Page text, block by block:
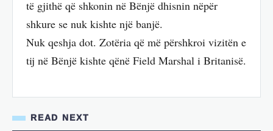
të gjithë që shkonin në Bënjë dhisnin nëpër
shkure se nuk kishte një banjë.
Nuk qeshja dot. Zotëria që më përshkroi vizitën e
tij në Bënjë kishte qënë Field Marshal i Britanisë.
READ NEXT